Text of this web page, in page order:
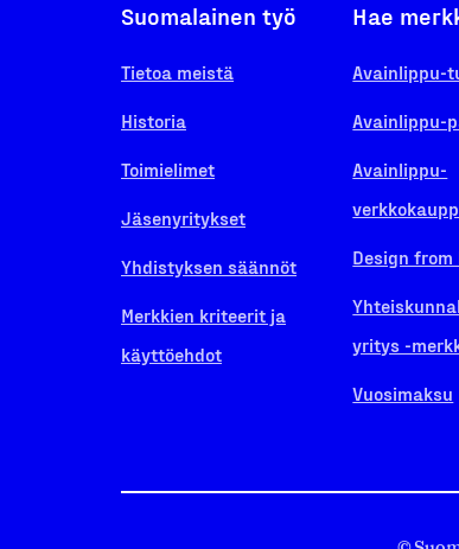
Suomalainen työ
Tietoa meistä
Historia
Toimielimet
Jäsenyritykset
Yhdistyksen säännöt
Merkkien kriteerit ja
käyttöehdot
Hae
Avainlippu-
Avainlippu-
Avainlippu-
Design from
yritys -
Vuosimaksu